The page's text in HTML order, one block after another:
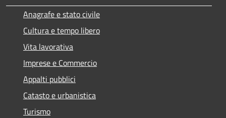
Anagrafe e stato civile
Cultura e tempo libero
Vita lavorativa
Imprese e Commercio
Appalti pubblici
Catasto e urbanistica
Turismo